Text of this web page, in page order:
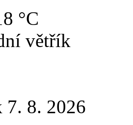
°C
větřík
7. 8. 2026